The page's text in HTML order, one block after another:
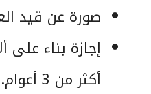
صورة عن قيد
إجازة بناء على
أكثر من 3 أعوام.